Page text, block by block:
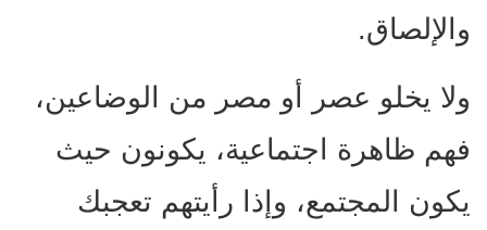
والإلصاق.
ولا يخلو عصر أو مصر من الوضاعين،
فهم ظاهرة اجتماعية، يكونون حيث
يكون المجتمع، وإذا رأيتهم تعجبك